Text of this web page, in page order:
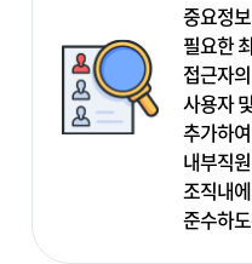
중요정
필요한
접근자
사용자
추가하
내부직
조직내
준수하